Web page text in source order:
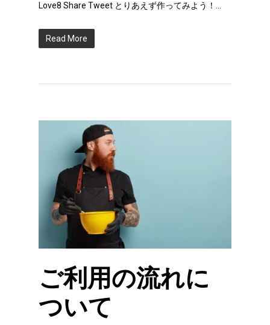
Love8 Share Tweet とりあえず作ってみよう！...
Read More
ご利用の流れに
ついて